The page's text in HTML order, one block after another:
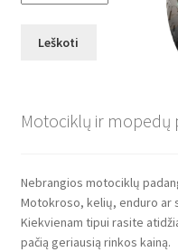
Leškoti
Motociklų ir mopedų
Nebrangios motociklų
Motokroso, kelių, enduro ar
Kiekvienam tipui rasite
pačią geriausią rinkos kainą.